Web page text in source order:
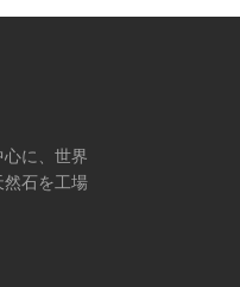
に、世界
石を工場